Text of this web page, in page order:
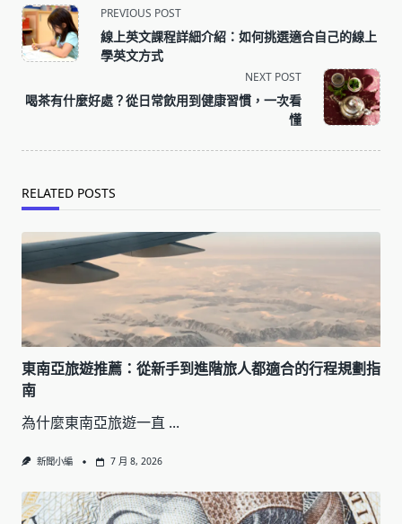
<span
class="nav-
subtitle
reader-
PREVIOUS POST
線上英文課程詳細介紹：如何挑選適合自己的線上
學英文方式
NEXT POST
喝茶有什麼好處？從日常飲用到健康習慣，一次看
懂
RELATED POSTS
東南亞旅遊推薦：從新手到進階旅人都適合的行程規劃指
南
為什麼東南亞旅遊一直 ...
新聞小編 7 月 8, 2026